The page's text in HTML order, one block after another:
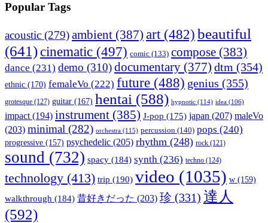
Popular Tags
acoustic (279)ambient (387) art (482) beautiful
(641)cinematic (497) comic (133) compose (383)
dance (231) demo (310)documentary (377) dtm (354)
ethnic (170) femaleVo (222) future (488) genius (355)
grotesque (127) guitar (167) hentai (588) hypnotic (114) idea (106)
impact (194) instrument (385) J-pop (175) japan (207) maleVo
(203) minimal (282) orchestra (115) percussion (140) pops (240)
progressive (157) psychedelic (205) rhythm (248) rock (121)
sound (732) spacy (184) synth (236) techno (124)
technology (413) trip (190) video (1035) w (159)
walkthrough (184) 昔好きだった (203) 珍 (331) 達人
(592)